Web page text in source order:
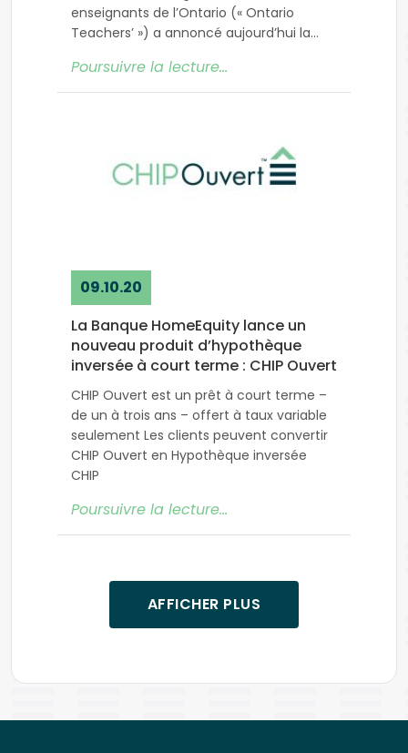
enseignants de l’Ontario (« Ontario
Teachers’ ») a annoncé aujourd’hui la
Poursuivre la lecture…
09.10.20
La Banque HomeEquity lance un
nouveau produit d’hypothèque
inversée à court terme : CHIP Ouvert
CHIP Ouvert est un prêt à court terme –
de un à trois ans – offert à taux variable
seulement Les clients peuvent convertir
CHIP Ouvert en Hypothèque inversée
CHIP
Poursuivre la lecture…
AFFICHER PLUS